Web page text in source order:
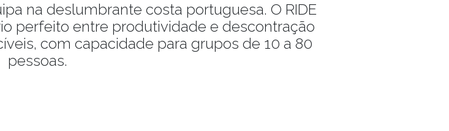
na deslumbrante costa portuguesa. O RIDE
perfeito entre produtividade e descontração
com capacidade para grupos de 10 a 80
pessoas.